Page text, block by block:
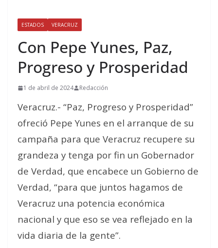
ESTADOS VERACRUZ
Con Pepe Yunes, Paz,
Progreso y Prosperidad
1 de abril de 2024 Redacción
Veracruz.- “Paz, Progreso y Prosperidad”
ofreció Pepe Yunes en el arranque de su
campaña para que Veracruz recupere su
grandeza y tenga por fin un Gobernador
de Verdad, que encabece un Gobierno de
Verdad, “para que juntos hagamos de
Veracruz una potencia económica
nacional y que eso se vea reflejado en la
vida diaria de la gente”.